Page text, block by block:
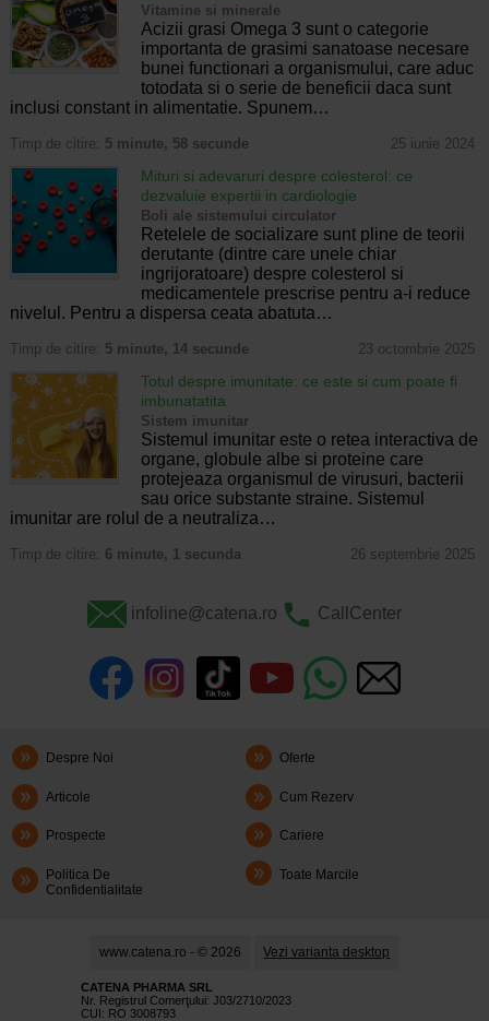
Vitamine si minerale
Acizii grasi Omega 3 sunt o categorie
importanta de grasimi sanatoase necesare
bunei functionari a organismului, care aduc
totodata si o serie de beneficii daca sunt
inclusi constant in alimentatie. Spunem…
Timp de citire: 5 minute, 58 secunde 25 iunie 2024
Mituri si adevaruri despre colesterol: ce
dezvaluie expertii in cardiologie
Boli ale sistemului circulator
Retelele de socializare sunt pline de teorii
derutante (dintre care unele chiar
ingrijoratoare) despre colesterol si
medicamentele prescrise pentru a-i reduce
nivelul. Pentru a dispersa ceata abatuta…
Timp de citire: 5 minute, 14 secunde 23 octombrie 2025
Totul despre imunitate: ce este si cum poate fi
imbunatatita
Sistem imunitar
Sistemul imunitar este o retea interactiva de
organe, globule albe si proteine ​​care
protejeaza organismul de virusuri, bacterii
sau orice substante straine. Sistemul
imunitar are rolul de a neutraliza…
Timp de citire: 6 minute, 1 secunda 26 septembrie 2025
infoline@catena.ro CallCenter
Despre Noi Oferte
Articole Cum Rezerv
Prospecte Cariere
Politica De
Confidentialitate
Toate Marcile
www.catena.ro - © 2026 Vezi varianta desktop
CATENA PHARMA SRL
Nr. Registrul Comerţului: J03/2710/2023
CUI: RO 3008793